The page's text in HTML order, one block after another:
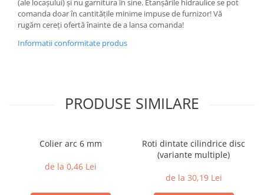
(ale locașului) și nu garnitura în sine. Etanșările hidraulice se pot
comanda doar în cantitățile minime impuse de furnizor! Vă
rugăm cereți ofertă înainte de a lansa comanda!
Informatii conformitate produs
PRODUSE SIMILARE
Colier arc 6 mm
de la 0,46 Lei
Roti dintate cilindrice disc
(variante multiple)
de la 30,19 Lei